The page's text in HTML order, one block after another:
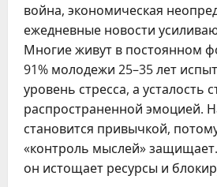
война, экономическая
ежедневные новости
Многие живут в постоянном
91% молодежи 25–35 лет
уровень стресса, а усталость
распространенной эмоцией.
становится привычкой,
«контроль мыслей»
он истощает ресурсы и